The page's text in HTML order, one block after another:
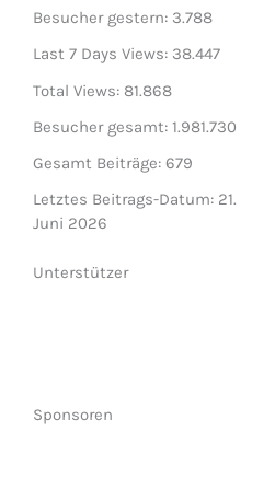
Besucher gestern: 3.788
Last 7 Days Views: 38.447
Total Views: 81.868
Besucher gesamt:1.981.730
Gesamt Beiträge:679
Letztes Beitrags-Datum: 21.
Juni 2026
Unterstützer
Sponsoren